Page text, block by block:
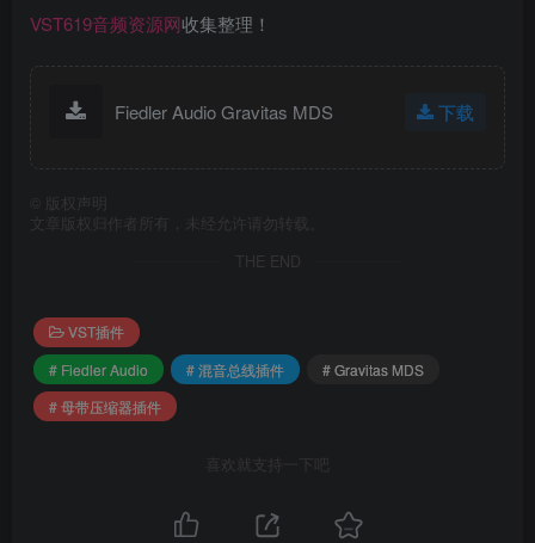
VST619音频资源网收集整理！
Fiedler Audio Gravitas MDS 下载
版权声明
文章版权归作者所有，未经允许请勿转载。
THE END
VST插件
# Fiedler Audio
# 混音总线插件
# Gravitas MDS
# 母带压缩器插件
喜欢就支持一下吧